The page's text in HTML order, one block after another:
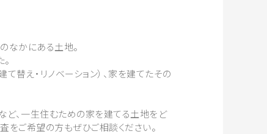
なかにある土地。
替え・リノベーション）、家を建てたその
ど、一生住むための家を建てる土地をど
をご希望の方もぜひご相談ください。